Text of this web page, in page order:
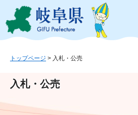
ジ
ュ
文
このページの本文へ
トップページ > 入札・公売
入札・公売